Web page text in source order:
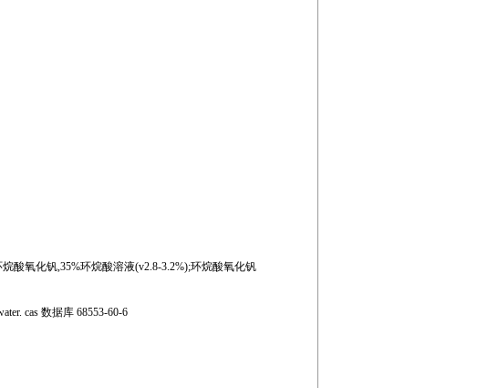
酸氧化钒,35%环烷酸溶液(v2.8-3.2%);环烷酸氧化钒
cas 数据库 68553-60-6